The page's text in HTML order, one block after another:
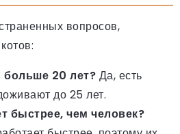
вопросов,
больше 20 лет? Да, есть
до 25 лет.
быстрее, чем человек?